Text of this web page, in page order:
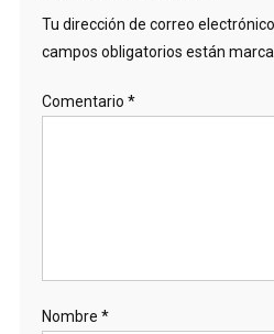
Tu dirección de correo
campos obligatorios están
Comentario *
Nombre *